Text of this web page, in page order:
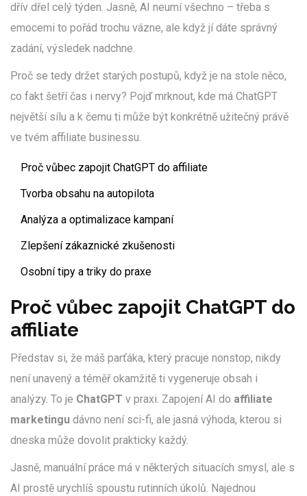
dřív dřel celý týden. Jasně, AI neumí všechno – třeba s
emocemi to pořád trochu vázne, ale když jí dáte správný
zadání, výsledek nadchne.
Proč se tedy držet starých postupů, když je na stole něco,
co fakt šetří čas i nervy? Pojď mrknout, kde má ChatGPT
největší sílu a k čemu ti může být konkrétně užitečný právě
ve tvém affiliate businessu.
Proč vůbec zapojit ChatGPT do affiliate
Tvorba obsahu na autopilota
Analýza a optimalizace kampaní
Zlepšení zákaznické zkušenosti
Osobní tipy a triky do praxe
Proč vůbec zapojit ChatGPT do
affiliate
Představ si, že máš parťáka, který pracuje nonstop, nikdy
není unavený a téměř okamžitě ti vygeneruje obsah i
analýzy. To je ChatGPT v praxi. Zapojení AI do affiliate
marketingu dávno není sci-fi, ale jasná výhoda, kterou si
dneska může dovolit prakticky každý.
Jasně, manuální práce má v některých situacích smysl, ale s
AI prostě urychlíš spoustu rutinních úkolů. Najednou